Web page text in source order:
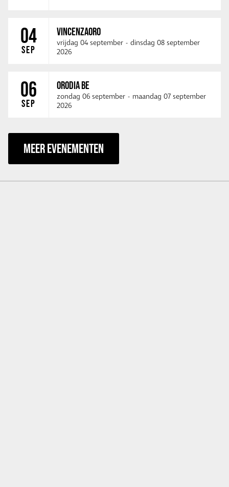
04
SEP
VINCENZAORO
vrijdag 04 september - dinsdag 08 september
2026
06
SEP
ORODIA BE
zondag 06 september - maandag 07 september
2026
MEER EVENEMENTEN